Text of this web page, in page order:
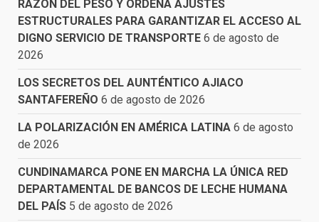
RAZÓN DEL PESO Y ORDENA AJUSTES
ESTRUCTURALES PARA GARANTIZAR EL ACCESO AL
DIGNO SERVICIO DE TRANSPORTE 6 de agosto de
2026
LOS SECRETOS DEL AUNTÉNTICO AJIACO
SANTAFEREÑO 6 de agosto de 2026
LA POLARIZACIÓN EN AMÉRICA LATINA 6 de agosto
de 2026
CUNDINAMARCA PONE EN MARCHA LA ÚNICA RED
DEPARTAMENTAL DE BANCOS DE LECHE HUMANA
DEL PAÍS 5 de agosto de 2026